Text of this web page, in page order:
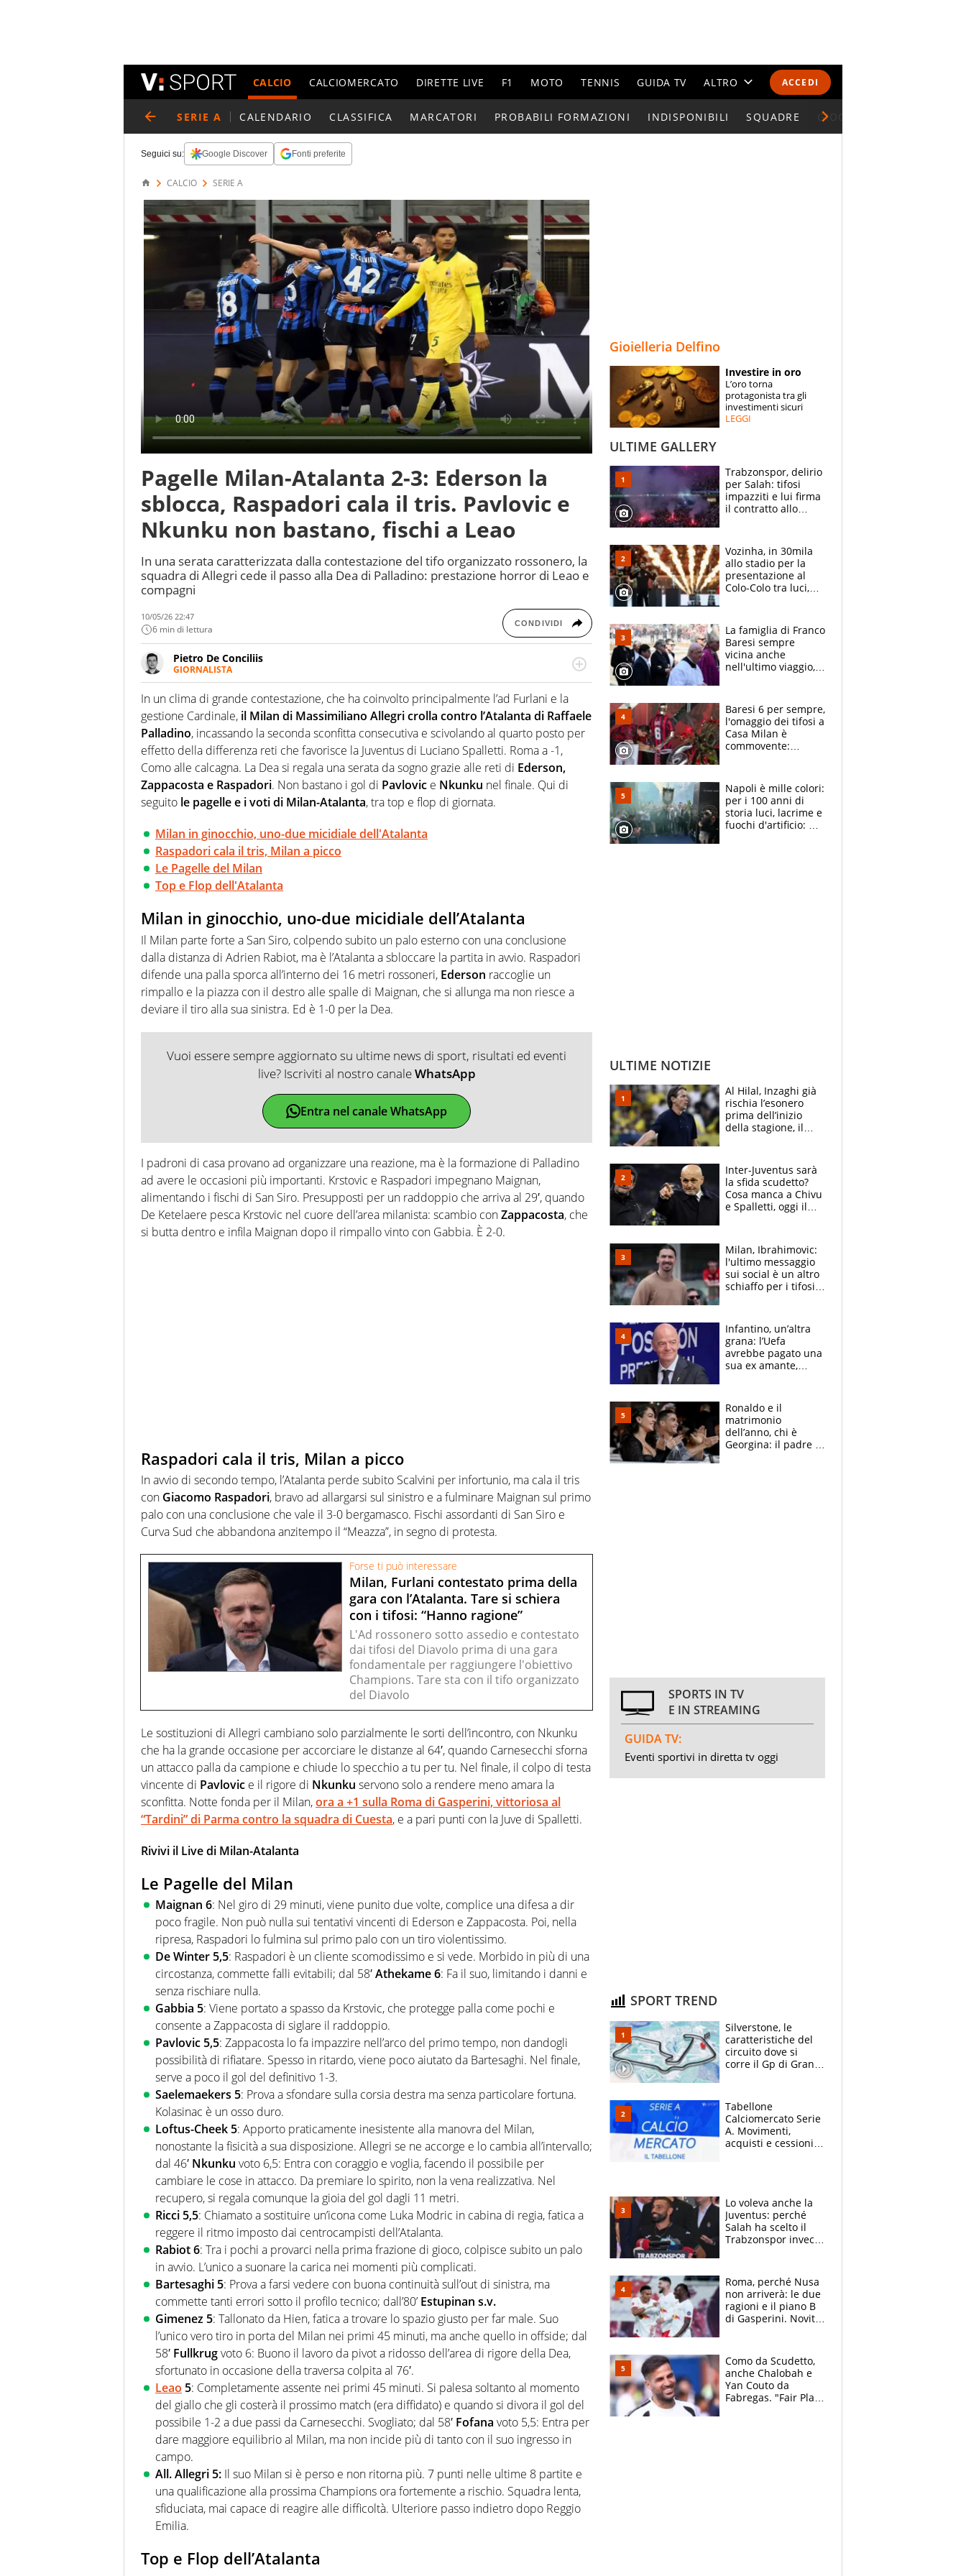
ACCEDI
CALCIO CALCIOMERCATO DIRETTE LIVE F1 MOTO TENNIS GUIDA TV ALTRO
CALENDARI E CLASSIFICHE
ESPERTI
CONTATTI
SERIE A CALENDARIO CLASSIFICA MARCATORI PROBABILI FORMAZIONI INDISPONIBILI SQUADRE GIOCATORI SERIE A
Seguici su: Google Discover Fonti preferite
CALCIO SERIE A
Pagelle Milan-Atalanta 2-3: Ederson la
sblocca, Raspadori cala il tris. Pavlovic e
Nkunku non bastano, fischi a Leao
In una serata caratterizzata dalla contestazione del tifo organizzato rossonero, la
squadra di Allegri cede il passo alla Dea di Palladino: prestazione horror di Leao e
compagni
10/05/26 22:47
6 min di lettura CONDIVIDI
Pietro De Conciliis
GIORNALISTA
Giornalista pubblicista e speaker radiofonico, per Virgilio Sport si occupa di calcio con
uno sguardo attento e competente sui campionati di Serie B e Serie C
In un clima di grande contestazione, che ha coinvolto principalmente l’ad Furlani e la
gestione Cardinale, il Milan di Massimiliano Allegri crolla contro l’Atalanta di Raffaele
Palladino, incassando la seconda sconfitta consecutiva e scivolando al quarto posto per
effetto della differenza reti che favorisce la Juventus di Luciano Spalletti. Roma a -1,
Como alle calcagna. La Dea si regala una serata da sogno grazie alle reti di Ederson,
Zappacosta e Raspadori. Non bastano i gol di Pavlovic e Nkunku nel finale. Qui di
seguito le pagelle e i voti di Milan-Atalanta, tra top e flop di giornata.
Milan in ginocchio, uno-due micidiale dell'Atalanta
Raspadori cala il tris, Milan a picco
Le Pagelle del Milan
Top e Flop dell'Atalanta
Milan in ginocchio, uno-due micidiale dell’Atalanta
Il Milan parte forte a San Siro, colpendo subito un palo esterno con una conclusione
dalla distanza di Adrien Rabiot, ma è l’Atalanta a sbloccare la partita in avvio. Raspadori
difende una palla sporca all’interno dei 16 metri rossoneri, Ederson raccoglie un
rimpallo e la piazza con il destro alle spalle di Maignan, che si allunga ma non riesce a
deviare il tiro alla sua sinistra. Ed è 1-0 per la Dea.
Vuoi essere sempre aggiornato su ultime news di sport, risultati ed eventi
live? Iscriviti al nostro canaleWhatsApp
Entra nel canale WhatsApp
I padroni di casa provano ad organizzare una reazione, ma è la formazione di Palladino
ad avere le occasioni più importanti. Krstovic e Raspadori impegnano Maignan,
alimentando i fischi di San Siro. Presupposti per un raddoppio che arriva al 29′, quando
De Ketelaere pesca Krstovic nel cuore dell’area milanista: scambio conZappacosta, che
si butta dentro e infila Maignan dopo il rimpallo vinto con Gabbia. È 2-0.
Raspadori cala il tris, Milan a picco
In avvio di secondo tempo, l’Atalanta perde subito Scalvini per infortunio, ma cala il tris
con Giacomo Raspadori, bravo ad allargarsi sul sinistro e a fulminare Maignan sul primo
palo con una conclusione che vale il 3-0 bergamasco. Fischi assordanti di San Siro e
Curva Sud che abbandona anzitempo il “Meazza”, in segno di protesta.
Forse ti può interessare
Milan, Furlani contestato prima della
gara con l’Atalanta. Tare si schiera
con i tifosi: “Hanno ragione”
L'Ad rossonero sotto assedio e contestato
dai tifosi del Diavolo prima di una gara
fondamentale per raggiungere l'obiettivo
Champions. Tare sta con il tifo organizzato
del Diavolo
Le sostituzioni di Allegri cambiano solo parzialmente le sorti dell’incontro, con Nkunku
che ha la grande occasione per accorciare le distanze al 64′, quando Carnesecchi sforna
un attacco palla da campione e chiude lo specchio a tu per tu. Nel finale, il colpo di testa
vincente di Pavlovic e il rigore di Nkunku servono solo a rendere meno amara la
sconfitta. Notte fonda per il Milan,ora a +1 sulla Roma di Gasperini, vittoriosa al
“Tardini” di Parma contro la squadra di Cuesta, e a pari punti con la Juve di Spalletti.
Rivivi il Live di Milan-Atalanta
Le Pagelle del Milan
Maignan 6: Nel giro di 29 minuti, viene punito due volte, complice una difesa a dir
poco fragile. Non può nulla sui tentativi vincenti di Ederson e Zappacosta. Poi, nella
ripresa, Raspadori lo fulmina sul primo palo con un tiro violentissimo.
De Winter 5,5: Raspadori è un cliente scomodissimo e si vede. Morbido in più di una
circostanza, commette falli evitabili; dal 58′Athekame 6: Fa il suo, limitando i danni e
senza rischiare nulla.
Gabbia 5: Viene portato a spasso da Krstovic, che protegge palla come pochi e
consente a Zappacosta di siglare il raddoppio.
Pavlovic 5,5: Zappacosta lo fa impazzire nell’arco del primo tempo, non dandogli
possibilità di rifiatare. Spesso in ritardo, viene poco aiutato da Bartesaghi. Nel finale,
serve a poco il gol del definitivo 1-3.
Saelemaekers 5: Prova a sfondare sulla corsia destra ma senza particolare fortuna.
Kolasinac è un osso duro.
Loftus-Cheek 5: Apporto praticamente inesistente alla manovra del Milan,
nonostante la fisicità a sua disposizione. Allegri se ne accorge e lo cambia all’intervallo;
dal 46′ Nkunku voto 6,5: Entra con coraggio e voglia, facendo il possibile per
cambiare le cose in attacco. Da premiare lo spirito, non la vena realizzativa. Nel
recupero, si regala comunque la gioia del gol dagli 11 metri.
Ricci 5,5: Chiamato a sostituire un’icona come Luka Modric in cabina di regia, fatica a
reggere il ritmo imposto dai centrocampisti dell’Atalanta.
Rabiot6: Tra i pochi a provarci nella prima frazione di gioco, colpisce subito un palo
in avvio. L’unico a suonare la carica nei momenti più complicati.
Bartesaghi 5: Prova a farsi vedere con buona continuità sull’out di sinistra, ma
commette tanti errori sotto il profilo tecnico; dall’80’ Estupinan s.v.
Gimenez 5: Tallonato da Hien, fatica a trovare lo spazio giusto per far male. Suo
l’unico vero tiro in porta del Milan nei primi 45 minuti, ma anche quello in offside; dal
58′ Fullkrugvoto 6: Buono il lavoro da pivot a ridosso dell’area di rigore della Dea,
sfortunato in occasione della traversa colpita al 76′.
Leao 5: Completamente assente nei primi 45 minuti. Si palesa soltanto al momento
del giallo che gli costerà il prossimo match (era diffidato) e quando si divora il gol del
possibile 1-2 a due passi da Carnesecchi. Svogliato; dal 58′ Fofana voto 5,5: Entra per
dare maggiore equilibrio al Milan, ma non incide più di tanto con il suo ingresso in
campo.
All. Allegri 5: Il suo Milan si è perso e non ritorna più. 7 punti nelle ultime 8 partite e
una qualificazione alla prossima Champions ora fortemente a rischio. Squadra lenta,
sfiduciata, mai capace di reagire alle difficoltà. Ulteriore passo indietro dopo Reggio
Emilia.
Top e Flop dell’Atalanta
Gioielleria Delfino
Investire in oro
L’oro torna
protagonista tra gli
investimenti sicuri
LEGGI
ULTIME GALLERY
Trabzonspor, delirio
per Salah: tifosi
impazziti e lui firma
il contratto allo
Vozinha, in 30mila
allo stadio per la
presentazione al
Colo-Colo tra luci,
La famiglia di Franco
Baresi sempre
vicina anche
nell'ultimo viaggio,
circondati
dall'affetto dei tifosi
Baresi 6 per sempre,
l'omaggio dei tifosi a
Casa Milan è
commovente:
bigliettini
Napoli è mille colori:
per i 100 anni di
storia luci, lacrime e
fuochi d'artificio: De
ULTIME NOTIZIE
Al Hilal, Inzaghi già
rischia l’esonero
prima dell’inizio
della stagione, il
Inter-Juventus sarà
la sfida scudetto?
Cosa manca a Chivu
e Spalletti, oggi il
Milan, Ibrahimovic:
l'ultimo messaggio
sui social è un altro
schiaffo per i tifosi
Infantino, un’altra
grana: l’Uefa
avrebbe pagato una
sua ex amante,
Ronaldo e il
matrimonio
dell’anno, chi è
Georgina: il padre in
SPORTS IN TV
E IN STREAMING
GUIDA TV:
Eventi sportivi in diretta tv oggi
SPORT TREND
Silverstone, le
caratteristiche del
circuito dove si
corre il Gp di Gran
Tabellone
Calciomercato Serie
A. Movimenti,
acquisti e cessioni:
Lo voleva anche la
Juventus: perché
Salah ha scelto il
Trabzonspor invece
Roma, perché Nusa
non arriverà: le due
ragioni e il piano B
di Gasperini. Novità
Como da Scudetto,
anche Chalobah e
Yan Couto da
Fabregas. "Fair Play